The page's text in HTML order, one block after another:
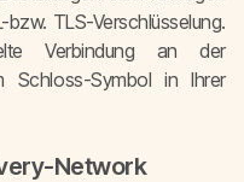
TLS-Verschlüsselung.
Verbindung an der
Schloss-Symbol in Ihrer
Network